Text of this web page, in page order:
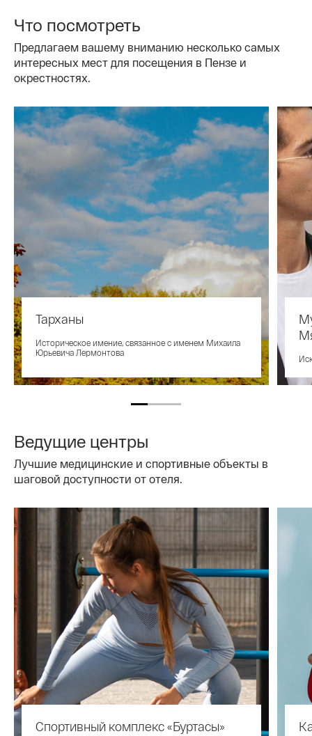
Что посмотреть
Предлагаем вашему вниманию несколько самых
интересных мест для посещения в Пензе и
окрестностях.
Тарханы
Историческое имение, связанное с именем Михаила
Юрьевича Лермонтова
Ведущие центры
Лучшие медицинские и спортивные объекты в
шаговой доступности от отеля.
Спортивный комплекс «Буртасы»